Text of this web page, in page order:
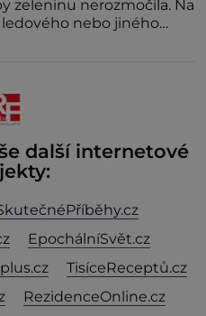
zeleninu nerozmočila. Na
nebo jiného
další internetové
EpochálníSvět.cz
TisíceReceptů.cz
RezidenceOnline.cz